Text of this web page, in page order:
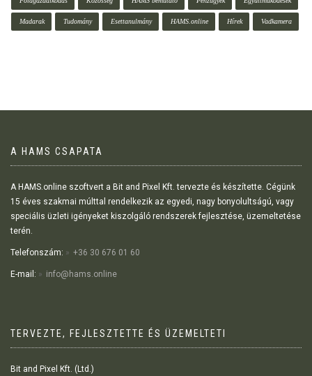
Madarak Tudomány Esettanulmány HAMS.online Hírek Vadkamera
A HAMS CSAPATA
A HAMS.online szoftvert a Bit and Pixel Kft. tervezte és készítette. Cégünk
15 éves szakmai múlttal rendelkezik az egyedi, nagy bonyolultságú, vagy
speciális üzleti igényeket kiszolgáló rendszerek fejlesztése, üzemeltetése
terén.
Telefonszám: +36 30 676 01 60
E-mail: info@hams.online
TERVEZTE, FEJLESZTETTE ÉS ÜZEMELTETI
Bit and Pixel Kft. (Ltd.)